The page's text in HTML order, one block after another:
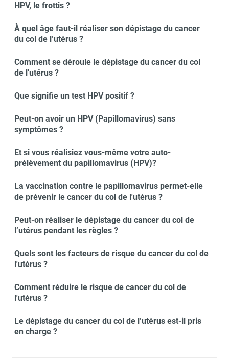
HPV, le frottis ?
À quel âge faut-il réaliser son dépistage du cancer
du col de l’utérus ?
Comment se déroule le dépistage du cancer du col
de l'utérus ?
Que signifie un test HPV positif ?
Peut-on avoir un HPV (Papillomavirus) sans
symptômes ?
Et si vous réalisiez vous-même votre auto-
prélèvement du papillomavirus (HPV)?
La vaccination contre le papillomavirus permet-elle
de prévenir le cancer du col de l'utérus ?
Peut-on réaliser le dépistage du cancer du col de
l’utérus pendant les règles ?
Quels sont les facteurs de risque du cancer du col de
l'utérus ?
Comment réduire le risque de cancer du col de
l'utérus ?
Le dépistage du cancer du col de l’utérus est-il pris
en charge ?